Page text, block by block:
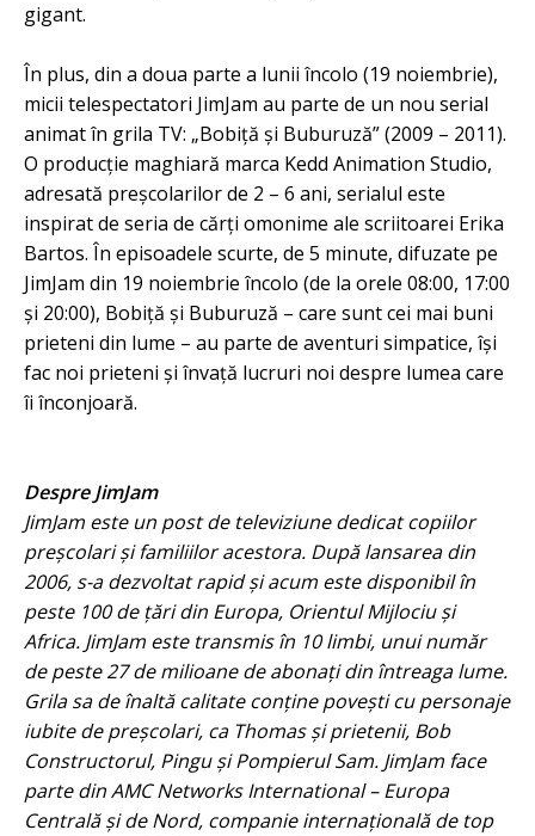
gigant.
În plus, din a doua parte a lunii încolo (19 noiembrie),
micii telespectatori JimJam au parte de un nou serial
animat în grila TV: „Bobiță și Buburuză” (2009 – 2011).
O producție maghiară marca Kedd Animation Studio,
adresată preșcolarilor de 2 – 6 ani, serialul este
inspirat de seria de cărți omonime ale scriitoarei Erika
Bartos. În episoadele scurte, de 5 minute, difuzate pe
JimJam din 19 noiembrie încolo (de la orele 08:00, 17:00
și 20:00), Bobiță și Buburuză – care sunt cei mai buni
prieteni din lume – au parte de aventuri simpatice, își
fac noi prieteni și învață lucruri noi despre lumea care
îi înconjoară.
Despre JimJam
JimJam este un post de televiziune dedicat copiilor
preșcolari și familiilor acestora. După lansarea din
2006, s-a dezvoltat rapid și acum este disponibil în
peste 100 de țări din Europa, Orientul Mijlociu și
Africa. JimJam este transmis în 10 limbi, unui număr
de peste 27 de milioane de abonați din întreaga lume.
Grila sa de înaltă calitate conține povești cu personaje
iubite de preșcolari, ca Thomas și prietenii, Bob
Constructorul, Pingu și Pompierul Sam. JimJam face
parte din AMC Networks International – Europa
Centrală și de Nord, companie internațională de top